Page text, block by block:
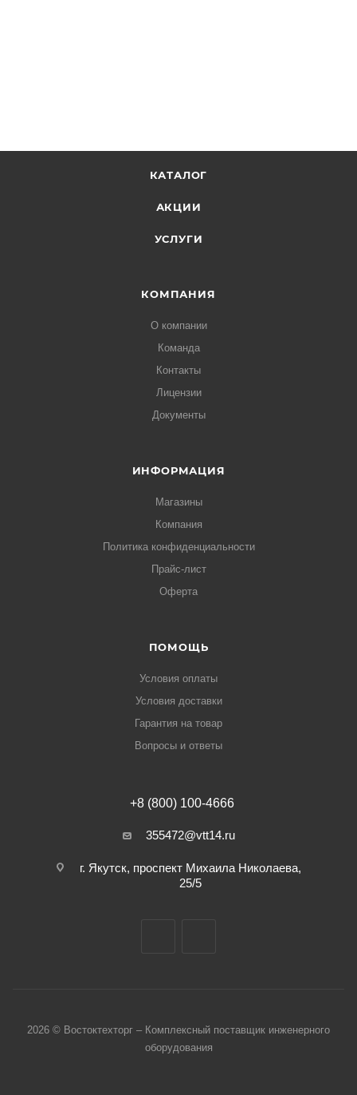
КАТАЛОГ
АКЦИИ
УСЛУГИ
КОМПАНИЯ
О компании
Команда
Контакты
Лицензии
Документы
ИНФОРМАЦИЯ
Магазины
Компания
Политика конфиденциальности
Прайс-лист
Оферта
ПОМОЩЬ
Условия оплаты
Условия доставки
Гарантия на товар
Вопросы и ответы
+8 (800) 100-4666
355472@vtt14.ru
г. Якутск, проспект Михаила Николаева,
25/5
2026 © Востоктехторг – Комплексный поставщик инженерного
оборудования